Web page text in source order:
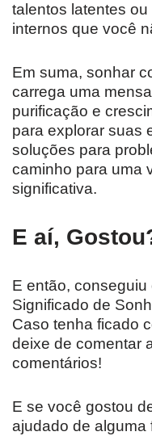
talentos latentes
internos que você
Em suma, sonhar
carrega uma
purificação e
para explorar suas
soluções para
caminho para uma
significativa.
E aí,
E então,
Significado de
Caso tenha ficado
deixe de comentar
comentários!
E se você gostou
ajudado de alguma